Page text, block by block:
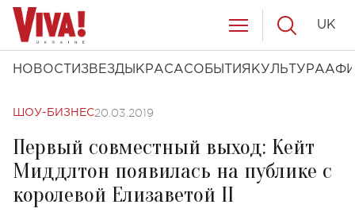
НОВОСТИ ЗВЕЗДЫ КРАСАСОБЫТИЯ КУЛЬТУРА
UK
ШОУ-БИЗНЕС20.03.2019
Первый совместный выход: Кейт
Миддлтон появилась на публике с
королевой Елизаветой ІІ